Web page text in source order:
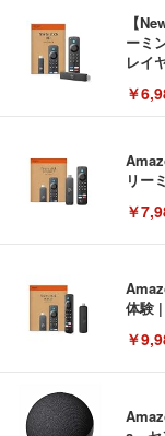
【
ーミ
レイ
￥
リー
￥
体験
￥